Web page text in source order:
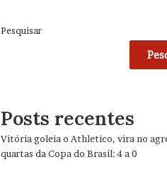
Pesquisar
Posts recentes
Vitória goleia o Athletico, vira no
quartas da Copa do Brasil: 4 a 0